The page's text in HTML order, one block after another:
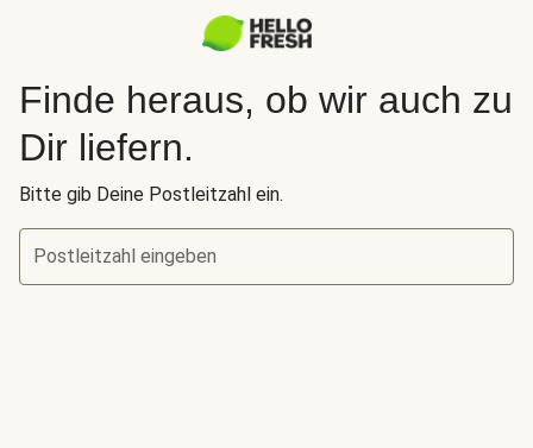
Finde heraus, ob wir auch zu
Dir liefern.
Bitte gib Deine Postleitzahl ein.
Postleitzahl eingeben